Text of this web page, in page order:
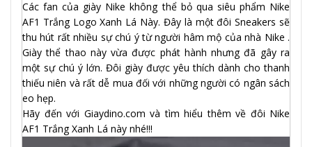
Các fan của giày Nike không thể bỏ qua siêu phẩm Nike
AF1 Trắng Logo Xanh Lá Này. Đây là một đôi Sneakers sẽ
thu hút rất nhiều sự chú ý từ người hâm mộ của nhà Nike .
Giày thể thao này vừa được phát hành nhưng đã gây ra
một sự chú ý lớn. Đôi giày được yêu thích dành cho thanh
thiếu niên và rất dễ mua đối với những người có ngân sách
eo hẹp.
Hãy đến với Giaydino.com và tìm hiểu thêm về đôi Nike
AF1 Trắng Xanh Lá này nhé!!!